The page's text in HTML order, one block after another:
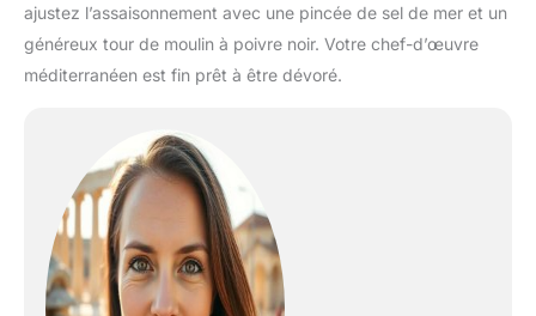
ajustez l’assaisonnement avec une pincée de sel de mer et un
généreux tour de moulin à poivre noir. Votre chef-d’œuvre
méditerranéen est fin prêt à être dévoré.